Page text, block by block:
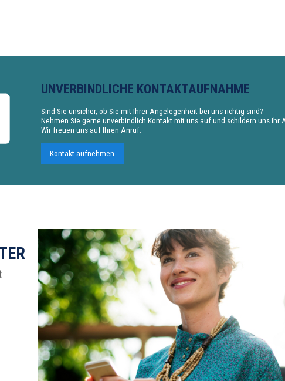
UNVERBINDLICHE KONTAKTAUFNAHME
Sind Sie unsicher, ob Sie mit Ihrer Angelegenheit bei uns richtig sind?
Nehmen Sie gerne unverbindlich Kontakt mit uns auf und schildern uns Ihr
Wir freuen uns auf Ihren Anruf.
Kontakt aufnehmen